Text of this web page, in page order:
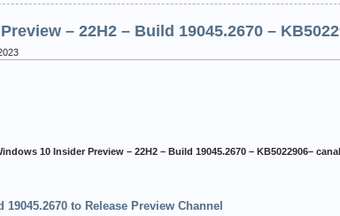
– 22H2 – Build 19045.2670 –
10 Insider Preview – 22H2 – Build 19045.2670 – KB5022906–
to Release Preview Channel